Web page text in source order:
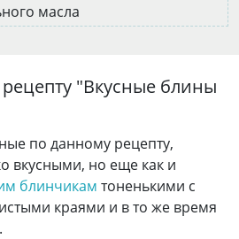
масла
"Вкусные блины
по данному рецепту,
вкусными, но еще как и
блинчикам тоненькими с
краями и в то же время